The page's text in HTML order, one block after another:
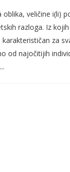
veličine i(li)
razloga. Iz
za
od najočitijih